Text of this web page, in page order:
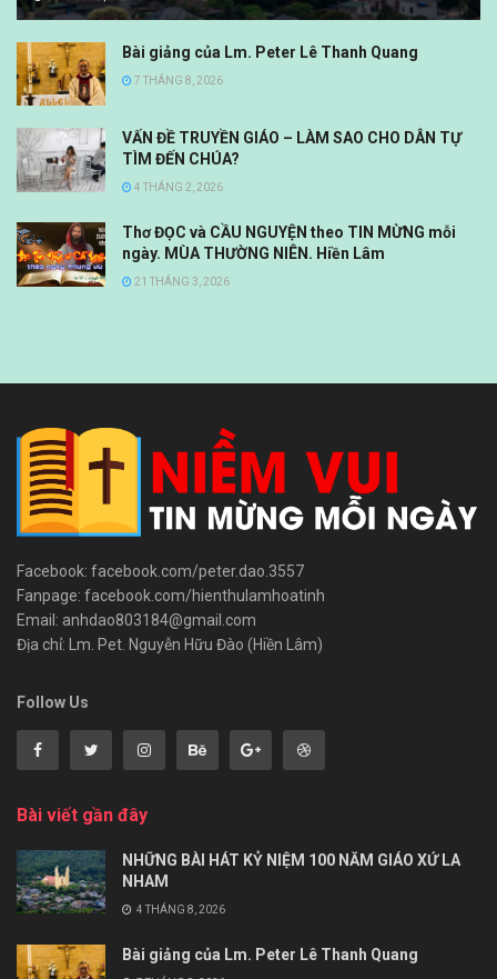
Bài giảng của Lm. Peter Lê Thanh Quang
7 THÁNG 8, 2026
VẤN ĐỀ TRUYỀN GIÁO – LÀM SAO CHO DÂN TỰ
TÌM ĐẾN CHÚA?
4 THÁNG 2, 2026
Thơ ĐỌC và CẦU NGUYỆN theo TIN MỪNG mỗi
ngày. MÙA THƯỜNG NIÊN. Hiền Lâm
21 THÁNG 3, 2026
Facebook: facebook.com/peter.dao.3557
Fanpage: facebook.com/hienthulamhoatinh
Email: anhdao803184@gmail.com
Địa chỉ: Lm. Pet. Nguyễn Hữu Đào (Hiền Lâm)
Follow Us
Bài viết gần đây
NHỮNG BÀI HÁT KỶ NIỆM 100 NĂM GIÁO XỨ LA
NHAM
4 THÁNG 8, 2026
Bài giảng của Lm. Peter Lê Thanh Quang